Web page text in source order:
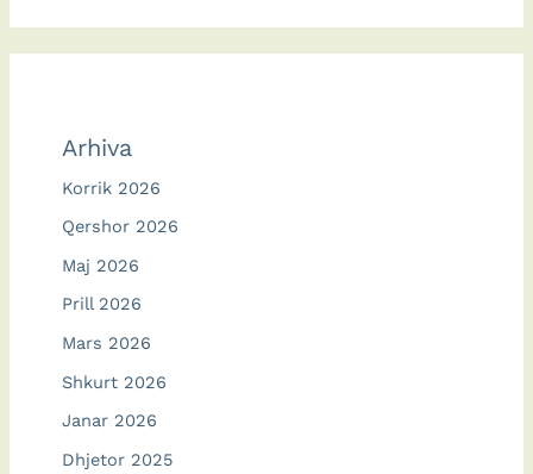
Arhiva
Korrik 2026
Qershor 2026
Maj 2026
Prill 2026
Mars 2026
Shkurt 2026
Janar 2026
Dhjetor 2025